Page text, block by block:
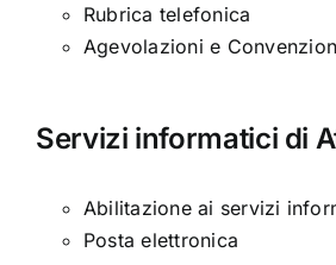
Rubrica telefonica
Agevolazioni e
Servizi informatici di
Abilitazione ai servizi
Posta elettronica